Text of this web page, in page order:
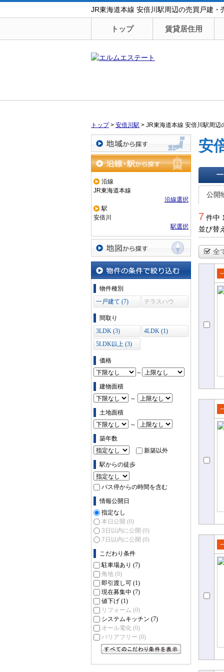
JR東海道本線 安倍川駅周辺の売買戸建・
トップ 賃貸居住用
トップ> 安倍川駅 > JR東海道本線 安倍川駅周辺
地域から探す
沿線・駅から探す
沿線
JR東海道本線
沿線選択
駅
安倍川
駅選択
地図から探す
物件の条件で絞り込む
物件種別
一戸建て (7)
テラスハウ
間取り
3LDK (3)
4LDK (1)
5LDK以上 (3)
価格
～
建物面積
～
土地面積
～
築年数
新築以外
駅からの徒歩
バス停からの時間を含む
情報公開日
指定なし
本日公開 (0)
3日以内に公開 (0)
7日以内に公開 (0)
こだわり条件
駐車場あり (7)
角地 (0)
即引渡し可 (1)
現在募集中 (7)
値下げ (1)
リフォーム (0)
システムキッチン (7)
オール電化 (0)
バリアフリー (0)
安
一覧で
公開
7 件中
並び替え
全
て
て
て